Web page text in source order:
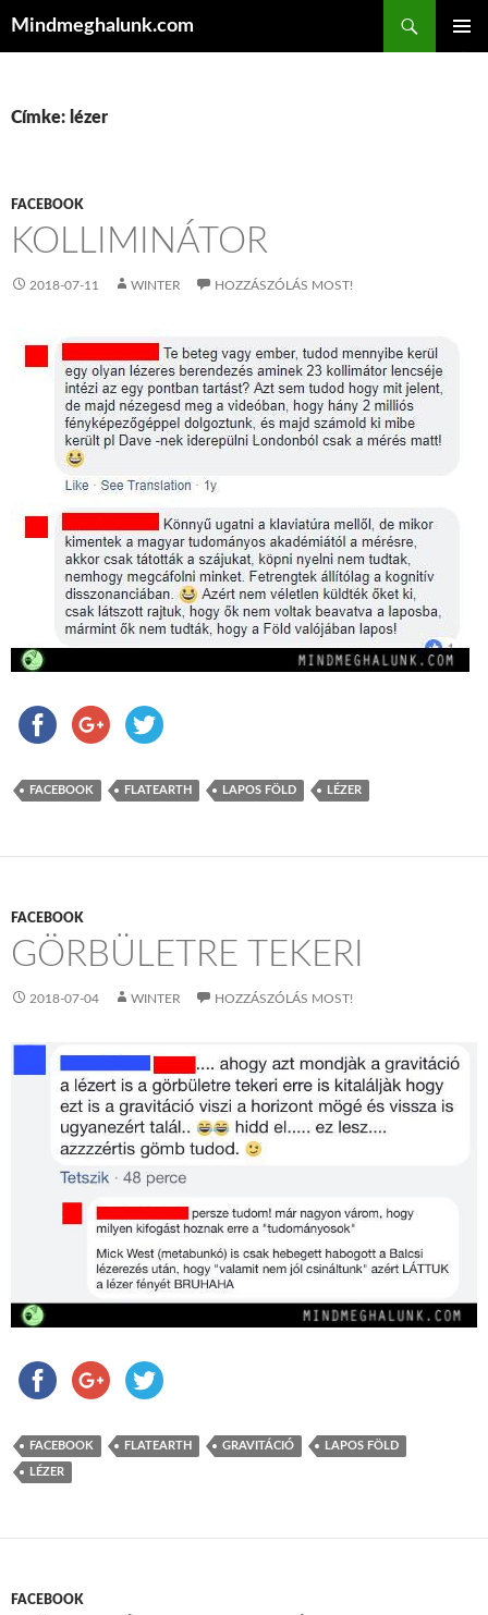
Mindmeghalunk.com
Címke: lézer
FACEBOOK
KOLLIMINÁTOR
2018-07-11 WINTER HOZZÁSZÓLÁS MOST!
FACEBOOK FLATEARTH LAPOS FÖLD LÉZER
FACEBOOK
GÖRBÜLETRE TEKERI
2018-07-04 WINTER HOZZÁSZÓLÁS MOST!
FACEBOOK FLATEARTH GRAVITÁCIÓ LAPOS FÖLD
LÉZER
FACEBOOK